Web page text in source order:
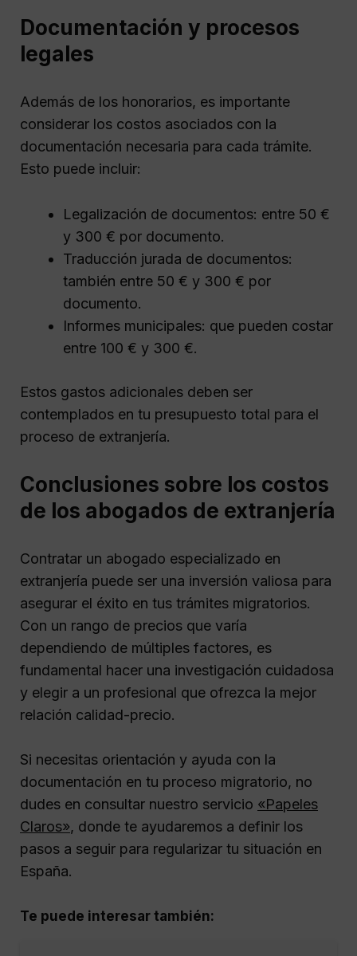
Documentación y procesos
legales
Además de los honorarios, es importante
considerar los costos asociados con la
documentación necesaria para cada trámite.
Esto puede incluir:
Legalización de documentos: entre 50 €
y 300 € por documento.
Traducción jurada de documentos:
también entre 50 € y 300 € por
documento.
Informes municipales: que pueden costar
entre 100 € y 300 €.
Estos gastos adicionales deben ser
contemplados en tu presupuesto total para el
proceso de extranjería.
Conclusiones sobre los costos
de los abogados de extranjería
Contratar un abogado especializado en
extranjería puede ser una inversión valiosa para
asegurar el éxito en tus trámites migratorios.
Con un rango de precios que varía
dependiendo de múltiples factores, es
fundamental hacer una investigación cuidadosa
y elegir a un profesional que ofrezca la mejor
relación calidad-precio.
Si necesitas orientación y ayuda con la
documentación en tu proceso migratorio, no
dudes en consultar nuestro servicio «Papeles
Claros», donde te ayudaremos a definir los
pasos a seguir para regularizar tu situación en
España.
Te puede interesar también: